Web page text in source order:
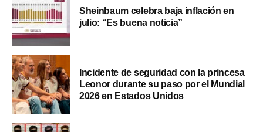
Sheinbaum celebra baja inflación en
julio: “Es buena noticia”
Incidente de seguridad con la princesa
Leonor durante su paso por el Mundial
2026 en Estados Unidos